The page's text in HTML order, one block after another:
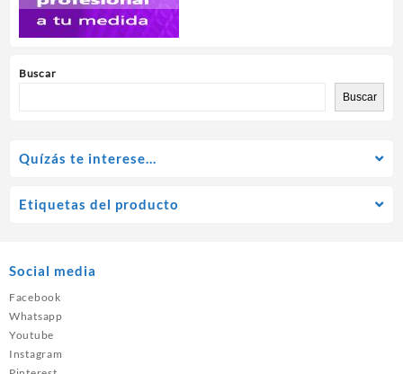
Buscar
Buscar
Quízás te interese…
Etiquetas del producto
Social media
Facebook
Whatsapp
Youtube
Instagram